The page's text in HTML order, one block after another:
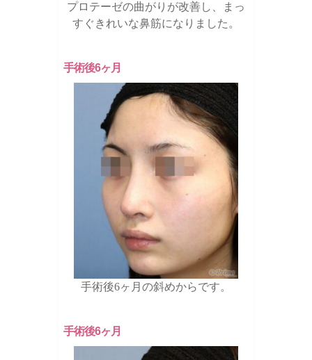
プロテーゼの曲がりが改善し、まっ
すぐきれいな鼻筋になりました。
手術後6ヶ月
手術後6ヶ月の斜めからです。
手術後6ヶ月